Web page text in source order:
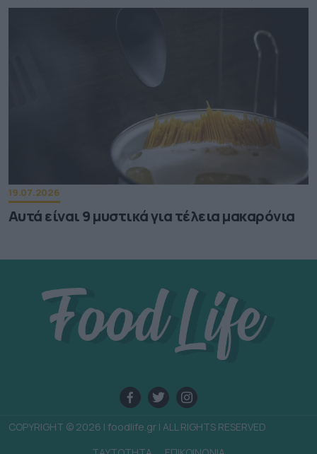
19.07.2026
Αυτά είναι 9 μυστικά για τέλεια μακαρόνια
COPYRIGHT © 2026 | foodlife.gr | ALL RIGHTS RESERVED